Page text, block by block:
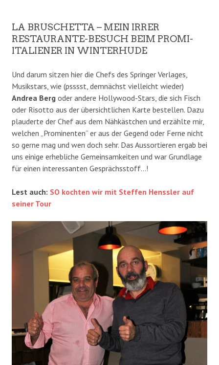
LA BRUSCHETTA – MEIN IRRER
RESTAURANTE-BESUCH BEIM PROMI-
ITALIENER IN WINTERHUDE
Und darum sitzen hier die Chefs des Springer Verlages,
Musikstars, wie (psssst, demnächst vielleicht wieder)
Andrea Berg oder andere Hollywood-Stars, die sich Fisch
oder Risotto aus der übersichtlichen Karte bestellen. Dazu
plauderte der Chef aus dem Nähkästchen und erzählte mir,
welchen „Prominenten“ er aus der Gegend oder Ferne nicht
so gerne mag und wen doch sehr. Das Aussortieren ergab bei
uns einige erhebliche Gemeinsamkeiten und war Grundlage
für einen interessanten Gesprächsstoff…!
Lest auch: SO kochten wir mit Steffen Henssler auf
seiner Tour